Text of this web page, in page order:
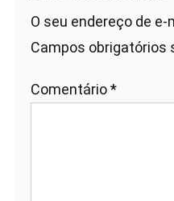
O seu endereço de
Campos obrigatórios
Comentário*